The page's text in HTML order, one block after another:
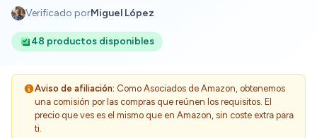
Verificado porMiguel López
48 productos disponibles
Aviso de afiliación: Como Asociados de Amazon, obtenemos
una comisión por las compras que reúnen los requisitos. El
precio que ves es el mismo que en Amazon, sin coste extra para
ti.